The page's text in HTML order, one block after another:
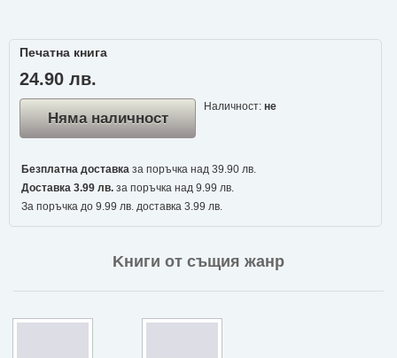
Печатна книга
24.90 лв.
Няма наличност
Наличност: не
Безплатна доставказа поръчка над 39.90 лв.
Доставка 3.99 лв.за поръчка над 9.99 лв.
За поръчка до 9.99 лв. доставка 3.99 лв.
Kниги от същия жанр